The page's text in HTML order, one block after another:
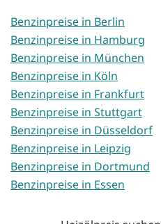
Benzinpreise in Berlin
Benzinpreise in Hamburg
Benzinpreise in München
Benzinpreise in Köln
Benzinpreise in Frankfurt
Benzinpreise in Stuttgart
Benzinpreise in Düsseldorf
Benzinpreise in Leipzig
Benzinpreise in Dortmund
Benzinpreise in Essen